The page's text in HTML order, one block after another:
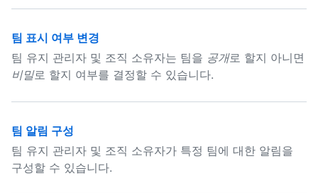
팀 표시 여부 변경
팀 유지 관리자 및 조직 소유자는 팀을 공개로 할지 아니면
비밀로 할지 여부를 결정할 수 있습니다.
팀 알림 구성
팀 유지 관리자 및 조직 소유자가 특정 팀에 대한 알림을
구성할 수 있습니다.